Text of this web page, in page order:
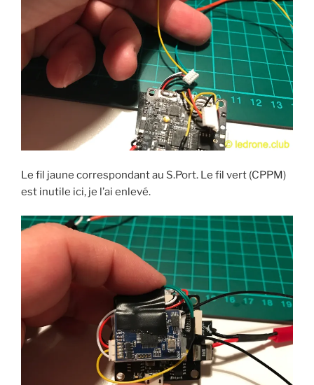
Le fil jaune correspondant au S.Port. Le fil vert (CPPM)
est inutile ici, je l’ai enlevé.